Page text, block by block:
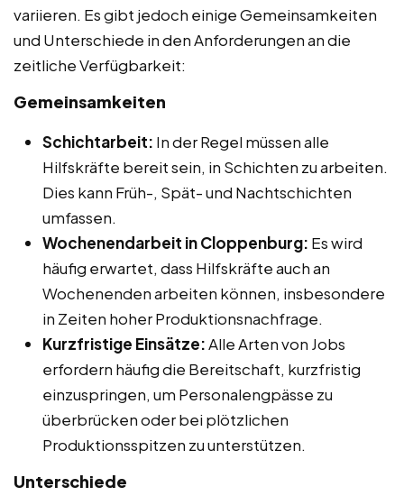
variieren. Es gibt jedoch einige Gemeinsamkeiten
und Unterschiede in den Anforderungen an die
zeitliche Verfügbarkeit:
Gemeinsamkeiten
Schichtarbeit: In der Regel müssen alle
Hilfskräfte bereit sein, in Schichten zu arbeiten.
Dies kann Früh-, Spät- und Nachtschichten
umfassen.
Wochenendarbeit in Cloppenburg: Es wird
häufig erwartet, dass Hilfskräfte auch an
Wochenenden arbeiten können, insbesondere
in Zeiten hoher Produktionsnachfrage.
Kurzfristige Einsätze:Alle Arten von Jobs
erfordern häufig die Bereitschaft, kurzfristig
einzuspringen, um Personalengpässe zu
überbrücken oder bei plötzlichen
Produktionsspitzen zu unterstützen.
Unterschiede